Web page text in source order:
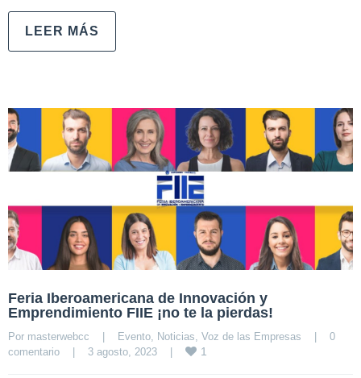
LEER MÁS
Feria Iberoamericana de Innovación y
Emprendimiento FIIE ¡no te la pierdas!
Por masterwebcc Evento, Noticias, Voz de las Empresas
0
comentario
3 agosto, 2023 1